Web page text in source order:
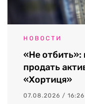
НОВОСТИ
«Не отбить»:
продать
«Хортиця»
07.08.2026 / 16:26